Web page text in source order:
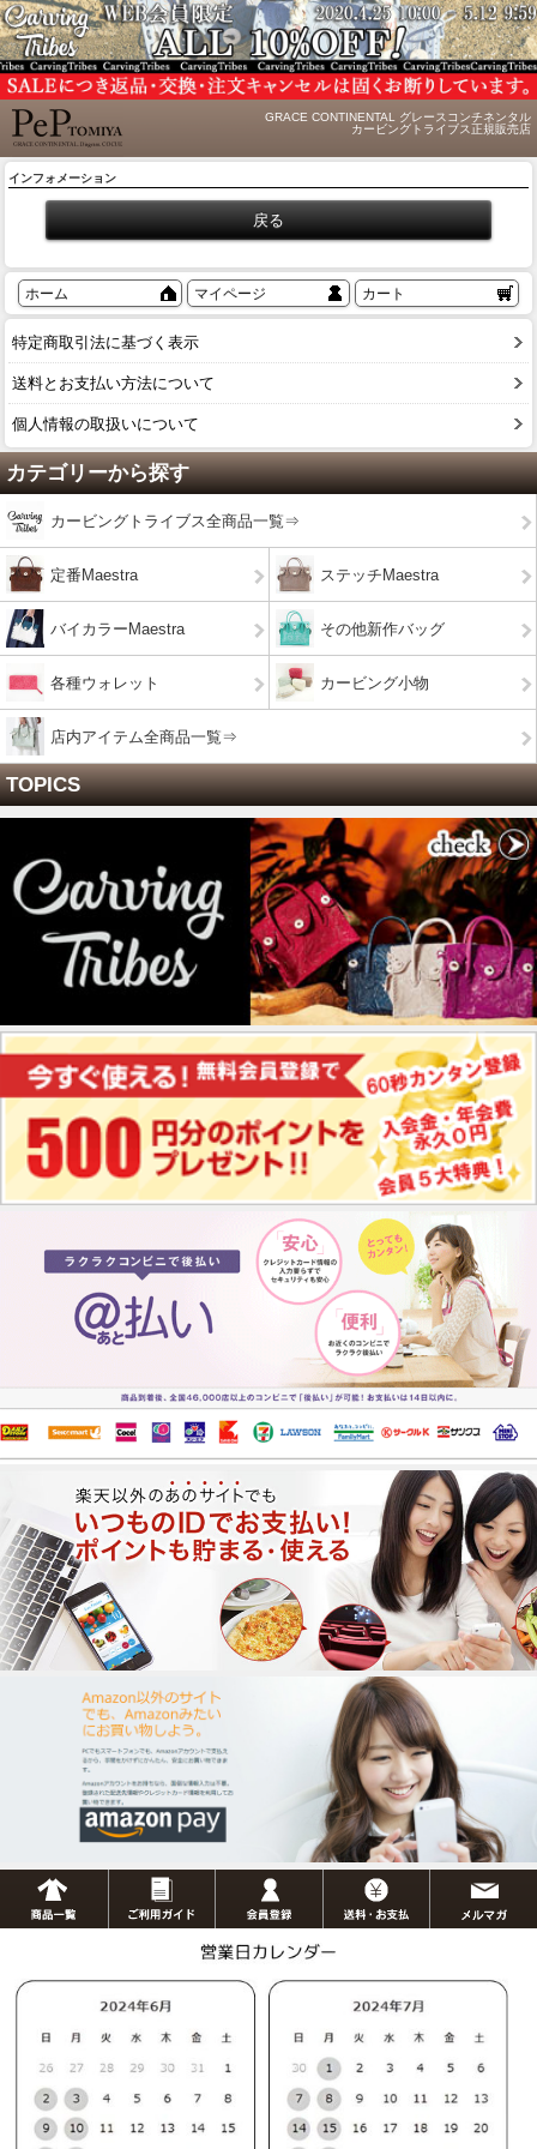
GRACE CONTINENTAL グレースコンチネンタル
カービングトライブス正規販売店
インフォメーション
ホーム マイページ カート
特定商取引法に基づく表示
送料とお支払い方法について
個人情報の取扱いについて
カテゴリーから探す
カービングトライブス全商品一覧⇒
定番Maestra ステッチMaestra
バイカラーMaestra その他新作バッグ
各種ウォレット カービング小物
店内アイテム全商品一覧⇒
TOPICS